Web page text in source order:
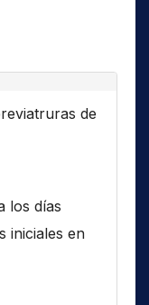
de
los días
iniciales en